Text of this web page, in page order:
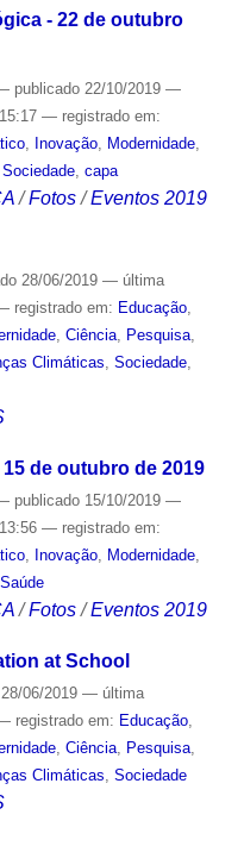
- 22 de outubro
publicado22/10/2019 —
— registrado em:
, Inovação, Modernidade,
Sociedade, capa
/Fotos /Eventos 2019
28/06/2019 — última
registrado em: Educação,
, Ciência, Pesquisa,
Climáticas, Sociedade,
de outubro de 2019
publicado15/10/2019 —
— registrado em:
, Inovação, Modernidade,
Saúde
/Fotos /Eventos 2019
at School
06/2019 — última
registrado em: Educação,
, Ciência, Pesquisa,
Climáticas Sociedade